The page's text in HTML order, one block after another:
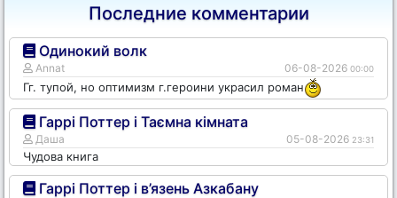
Последние комментарии
Одинокий волк
Annat 06-08-2026 00:00
Гг. тупой, но оптимизм г.героини украсил роман
Гаррі Поттер і Таємна кімната
Даша 05-08-2026 23:31
Чудова книга
Гаррі Поттер і в’язень Азкабану